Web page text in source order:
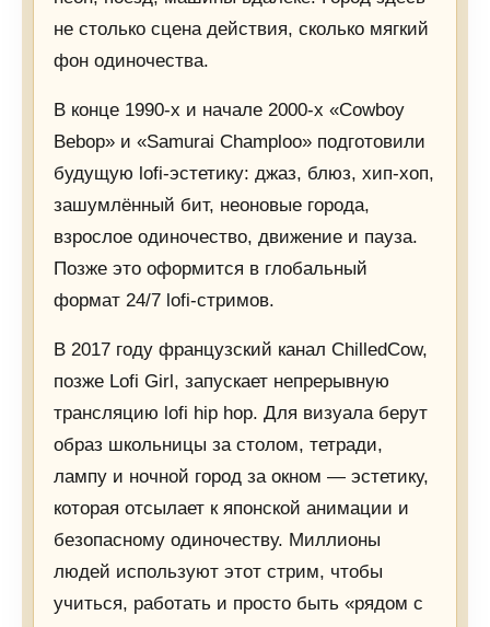
не столько сцена действия, сколько мягкий
фон одиночества.
В конце 1990-х и начале 2000-х «Cowboy
Bebop» и «Samurai Champloo» подготовили
будущую lofi-эстетику: джаз, блюз, хип-хоп,
зашумлённый бит, неоновые города,
взрослое одиночество, движение и пауза.
Позже это оформится в глобальный
формат 24/7 lofi-стримов.
В 2017 году французский канал ChilledCow,
позже Lofi Girl, запускает непрерывную
трансляцию lofi hip hop. Для визуала берут
образ школьницы за столом, тетради,
лампу и ночной город за окном — эстетику,
которая отсылает к японской анимации и
безопасному одиночеству. Миллионы
людей используют этот стрим, чтобы
учиться, работать и просто быть «рядом с